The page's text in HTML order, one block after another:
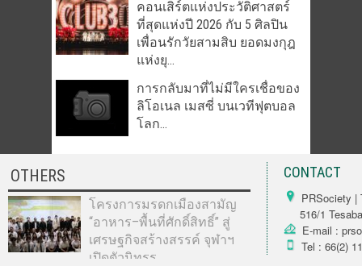
คอนเสิร์ตแห่งประวัติศาสตร์
ที่สุดแห่งปี 2026 กับ 5 ศิลปิน
เพื่อนรักวัยสามสิบ ยอดมงกุฎ
แห่งยุ...
การกลับมาที่ไม่มีใครเชื่อของ
ลิโอเนล เมสซี่ บนเวทีฟุตบอล
โลก...
OTHERS
โครงการมรดกเมืองสามัญ
“อาหาร–พื้นที่ศักดิ์สิทธิ์” สู่
เศรษฐกิจสร้างสรรค์ จุฬาฯ
เปิดตัวนิทรร...
CONTACT
PRSociety |
516/1
E-mail :
Tel : 66(2)